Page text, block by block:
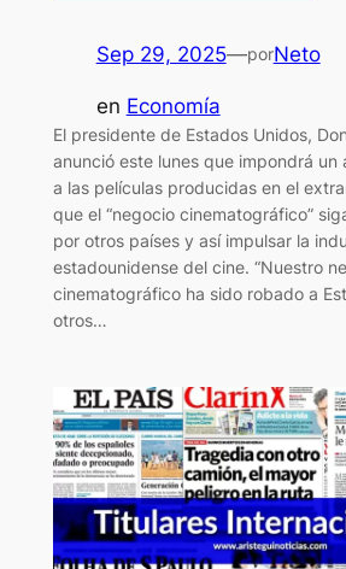
Sep 29, 2025—porNeto
en Economía
El presidente de Estados Unidos,
anunció este lunes que impondrá un
a las películas producidas en el
que el “negocio cinematográfico”
por otros países y así impulsar la
estadounidense del cine. “Nuestro
cinematográfico ha sido robado a
otros…